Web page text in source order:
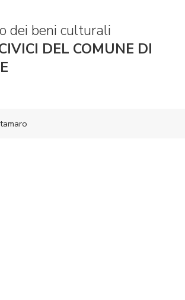
dei beni culturali
DEL COMUNE DI